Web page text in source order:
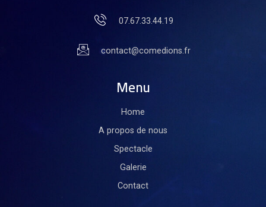
07.67.33.44.19
contact@comedions.fr
Menu
Home
A propos de nous
Spectacle
Galerie
Contact